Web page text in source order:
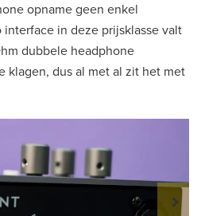
opname geen enkel
in deze prijsklasse valt
dubbele headphone
klagen, dus al met al zit het met